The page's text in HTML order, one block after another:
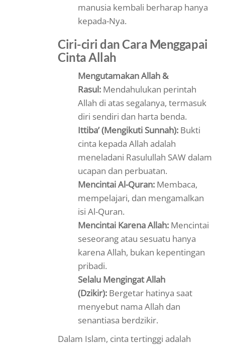
manusia kembali berharap hanya
kepada-Nya.
Ciri-ciri dan Cara Menggapai
Cinta Allah
Mengutamakan Allah &
Rasul: Mendahulukan perintah
Allah di atas segalanya, termasuk
diri sendiri dan harta benda.
Ittiba’ (Mengikuti Sunnah): Bukti
cinta kepada Allah adalah
meneladani Rasulullah SAW dalam
ucapan dan perbuatan.
Mencintai Al-Quran: Membaca,
mempelajari, dan mengamalkan
isi Al-Quran.
Mencintai Karena Allah: Mencintai
seseorang atau sesuatu hanya
karena Allah, bukan kepentingan
pribadi.
Selalu Mengingat Allah
(Dzikir): Bergetar hatinya saat
menyebut nama Allah dan
senantiasa berdzikir.
Dalam Islam, cinta tertinggi adalah